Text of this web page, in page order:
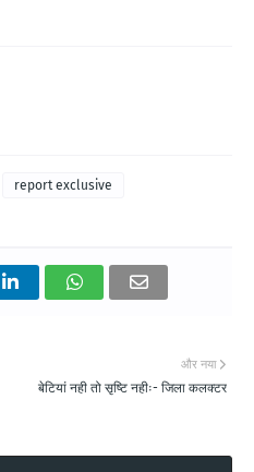
report exclusive
और नया
बेटियां नही तो सृष्टि नहीः- जिला कलक्टर